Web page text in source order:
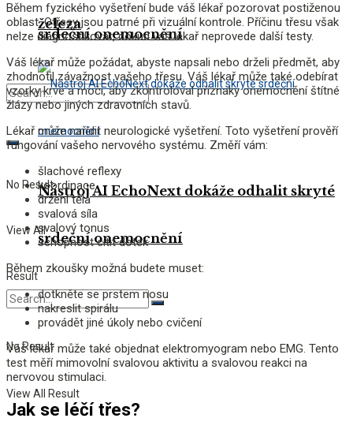
srdeční onemocnění
No Result
View All
Result
železa
Nástroj AI EchoNext dokáže odhalit skryté
srdeční onemocnění
No Result
View All Result
Během fyzického vyšetření bude váš lékař pozorovat postiženou
oblast. Otřesy jsou patrné při vizuální kontrole. Příčinu třesu však
nelze diagnostikovat, dokud váš lékař neprovede další testy.
Váš lékař může požádat, abyste napsali nebo drželi předmět, aby
zhodnotil závažnost vašeho třesu. Váš lékař může také odebírat
vzorky krve a moči, aby zkontroloval příznaky onemocnění štítné
žlázy nebo jiných zdravotních stavů.
Lékař může nařídit neurologické vyšetření. Toto vyšetření prověří
fungování vašeho nervového systému. Změří vám:
šlachové reflexy
koordinace
držení těla
svalová síla
svalový tonus
schopnost cítit dotek
Během zkoušky možná budete muset:
dotkněte se prstem nosu
nakreslit spirálu
provádět jiné úkoly nebo cvičení
Váš lékař může také objednat elektromyogram nebo EMG. Tento
test měří mimovolní svalovou aktivitu a svalovou reakci na
nervovou stimulaci.
Jak se léčí třes?